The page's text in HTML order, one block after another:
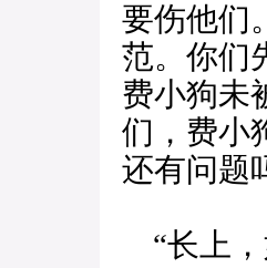
要伤他们
范。你们
费小狗未
们，费小
还有问题
“长上